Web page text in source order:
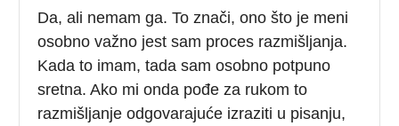
Da, ali nemam ga. To znači, ono što je meni
osobno važno jest sam proces razmišljanja.
Kada to imam, tada sam osobno potpuno
sretna. Ako mi onda pođe za rukom to
razmišljanje odgovarajuće izraziti u pisanju,